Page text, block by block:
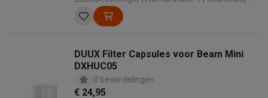
3 maanden | Gewicht: 0.125 kg
DUUX Filter Capsules voor Beam Mini
DXHUC05
0 beoordelingen
€ 24,95